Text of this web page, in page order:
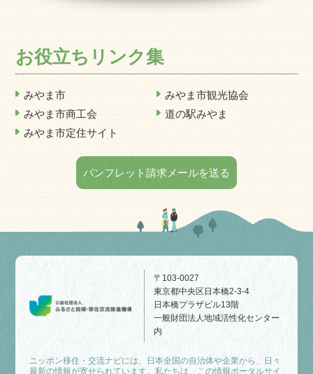
お役立ちリンク集
みやま市
みやま市観光協会
みやま市商工会
道の駅みやま
みやま市定住サイト
パンフレット請求メールを送る
〒103-0027
東京都中央区日本橋2-3-4
日本橋プラザビル13階
一般財団法人地域活性化センター
内
ニッポン移住・交流ナビには、日本全国の自治体や企業から、日々
最新の情報が寄せられています。私たちは、この情報ポータルサイ